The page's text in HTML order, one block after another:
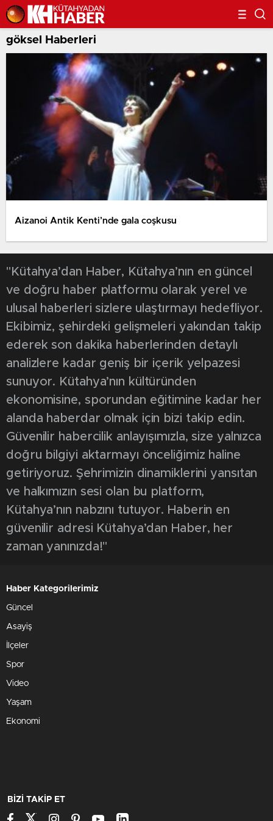
göksel Haberleri
Aizanoi Antik Kenti’nde gala coşkusu
"Kütahya’dan Haber, Kütahya’nın en güncel
ve doğru haber platformu olarak yerel ve
ulusal haberleri sizlere ulaştırmayı hedefliyor.
Ekibimiz, şehirdeki gelişmeleri yakından takip
ederek son dakika haberlerinden detaylı
analizlere kadar geniş bir içerik yelpazesi
sunuyor. Kütahya’nın kültüründen
ekonomisine, sporundan eğitimine kadar her
alanda haberdar olmak için bizi takip edin.
Güvenilir habercilik anlayışımızla, size yalnızca
doğru bilgiyi aktarmayı önceliğimiz haline
getiriyoruz. Şehrimizin dinamiklerini yansıtan
ve halkımızın sesi olan bu platform,
Kütahya’nın nabzını tutuyor. Haberin en
güvenilir adresi Kütahya’dan Haber, her
zaman yanınızda!"
Haber Kategorilerimiz
Güncel
Asayiş
İlçeler
Spor
Video
Yaşam
Ekonomi
BİZİ TAKİP ET